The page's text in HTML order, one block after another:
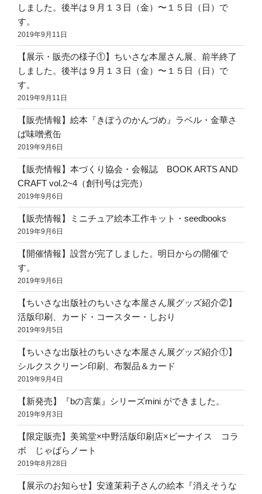
しました。後半は９月１３日（金）〜１５日（日）で
す。
2019年9月11日
【展示・販売の様子①】ちいさな本屋さん展、前半終了
しました。後半は９月１３日（金）〜１５日（日）で
す。
2019年9月11日
【販売情報】絵本『きぼうのかんづめ』ラベル・金華さ
ば味噌煮缶
2019年9月6日
【販売情報】本づくり協会・会報誌 BOOK ARTS AND
CRAFT vol.2~4（創刊号は完売）
2019年9月6日
【販売情報】ミニチュア絵本工作キット・seedbooks
2019年9月6日
【開催情報】設営が完了しました。明日からの開催で
す。
2019年9月6日
【ちいさな出版社のちいさな本屋さん展グッズ紹介②】
活版印刷、カード・コースター・しおり
2019年9月5日
【ちいさな出版社のちいさな本屋さん展グッズ紹介①】
シルクスクリーン印刷、布製品＆カード
2019年9月4日
【新発売】『bの言葉』シリーズmini ができました。
2019年9月3日
【限定販売】美篶堂×中野活版印刷店×ビーナイス コラ
ボ じゃばらノート
2019年8月28日
【展示のお知らせ】安達茉莉子さんの絵本『消えそうな